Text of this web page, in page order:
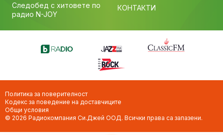
Следобед с хитовете по
радио N-JOY
КОНТАКТИ
Политика за поверителност
Кодекс за поведение на доставчиците
Общи условия
© 2026 Радиокомпания Си.Джей ООД. Всички права са запазени.